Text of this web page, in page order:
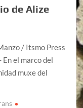
de Alize
/ Itsmo Press
el marco del
muxe del